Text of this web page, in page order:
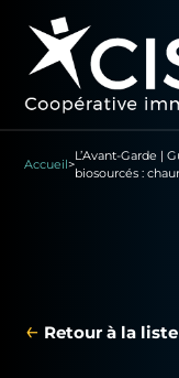
Accueil>
L’Avant-Garde |
biosourcés :
← Retour à la